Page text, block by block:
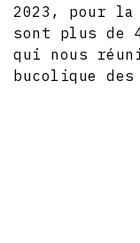
2023, pour la
sont plus de
qui nous
bucolique des